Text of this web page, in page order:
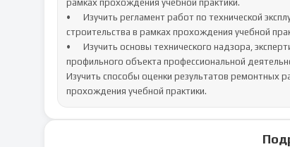
рамках прохождения учебной практики.
•	Изучить регламент работ по технической эксплуатации (техническому обслуживанию или ремонту) объектов
строительства в рамках прохождения учебной
•	Изучить основы технического надзора, экспертизы объектов строительства и оценки технического состояния
профильного объекта профессиональной
Изучить способы оценки результатов ремонтных
прохождения учебной практики.